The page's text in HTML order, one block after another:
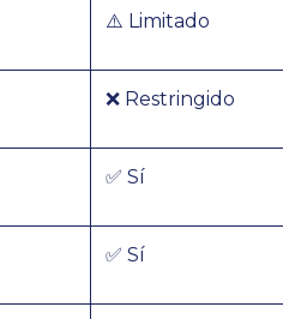
⚠️ Limitado
❌ Restringido
✅ Sí
✅ Sí